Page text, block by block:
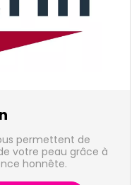
permettent de
votre peau grâce à
honnête.